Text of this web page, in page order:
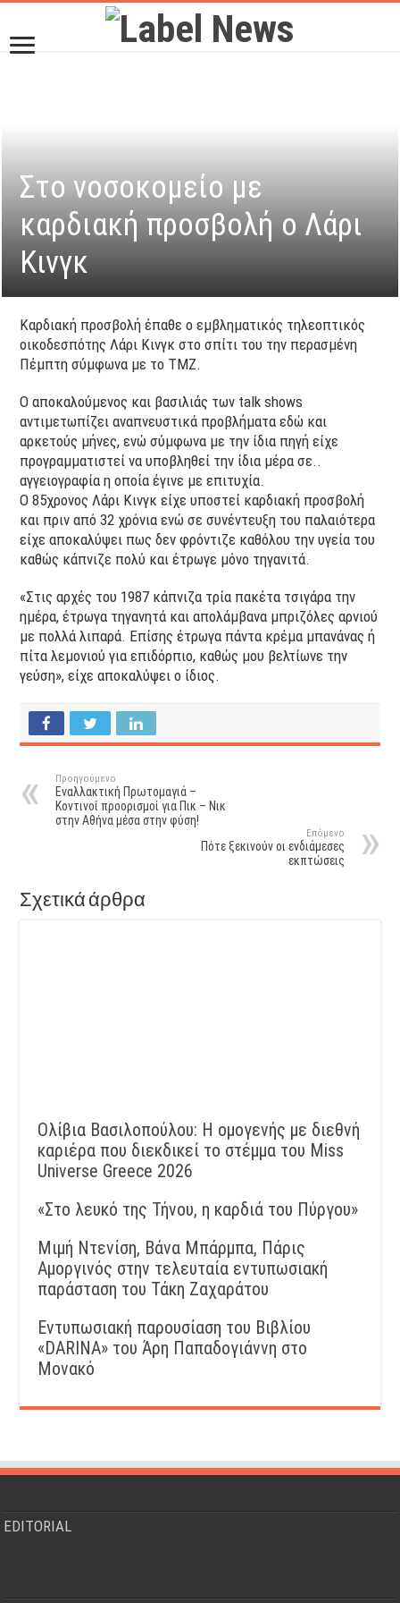
Στο νοσοκομείο με
καρδιακή προσβολή ο Λάρι
Κινγκ
Καρδιακή προσβολή έπαθε ο εμβληματικός τηλεοπτικός
οικοδεσπότης Λάρι Κινγκ στο σπίτι του την περασμένη
Πέμπτη σύμφωνα με το TMZ.
Ο αποκαλούμενος και βασιλιάς των talk shows
αντιμετωπίζει αναπνευστικά προβλήματα εδώ και
αρκετούς μήνες, ενώ σύμφωνα με την ίδια πηγή είχε
προγραμματιστεί να υποβληθεί την ίδια μέρα σε..
αγγειογραφία η οποία έγινε με επιτυχία.
Ο 85χρονος Λάρι Κινγκ είχε υποστεί καρδιακή προσβολή
και πριν από 32 χρόνια ενώ σε συνέντευξη του παλαιότερα
είχε αποκαλύψει πως δεν φρόντιζε καθόλου την υγεία του
καθώς κάπνιζε πολύ και έτρωγε μόνο τηγανιτά.
«Στις αρχές του 1987 κάπνιζα τρία πακέτα τσιγάρα την
ημέρα, έτρωγα τηγανητά και απολάμβανα μπριζόλες αρνιού
με πολλά λιπαρά. Επίσης έτρωγα πάντα κρέμα μπανάνας ή
πίτα λεμονιού για επιδόρπιο, καθώς μου βελτίωνε την
γεύση», είχε αποκαλύψει ο ίδιος.
Προηγούμενο
Εναλλακτική Πρωτομαγιά –
Κοντινοί προορισμοί για Πικ – Νικ
στην Αθήνα μέσα στην φύση!
Επόμενο
Πότε ξεκινούν οι ενδιάμεσες
εκπτώσεις
Σχετικά άρθρα
Ολίβια Βασιλοπούλου: Η ομογενής με διεθνή
καριέρα που διεκδικεί το στέμμα του Miss
Universe Greece 2026
«Στο λευκό της Τήνου, η καρδιά του Πύργου»
Μιμή Ντενίση, Βάνα Μπάρμπα, Πάρις
Αμοργινός στην τελευταία εντυπωσιακή
παράσταση του Τάκη Ζαχαράτου
Εντυπωσιακή παρουσίαση του Βιβλίου
«DARINA» του Άρη Παπαδογιάννη στο
Μονακό
EDITORIAL